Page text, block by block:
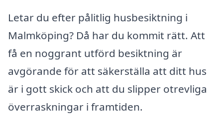
Letar du efter pålitlig husbesiktning i
Malmköping? Då har du kommit rätt. Att
få en noggrant utförd besiktning är
avgörande för att säkerställa att ditt hus
är i gott skick och att du slipper otrevliga
överraskningar i framtiden.